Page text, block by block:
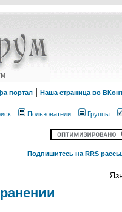
портал| Наша страница во
Пользователи Группы
Подпишитесь на RRS